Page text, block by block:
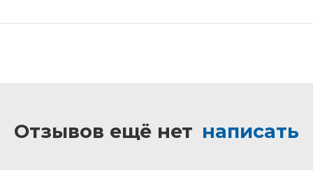
Отзывов ещё нет написать